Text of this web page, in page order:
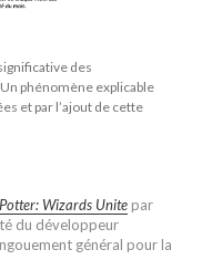
des
phénomène explicable
et par l’ajout de cette
Wizards Unite par
du développeur
général pour la